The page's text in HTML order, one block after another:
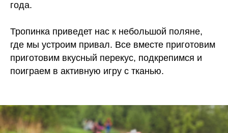
года.
Тропинка приведет нас к небольшой поляне,
где мы устроим привал. Все вместе приготовим
приготовим вкусный перекус, подкрепимся и
поиграем в активную игру с тканью.